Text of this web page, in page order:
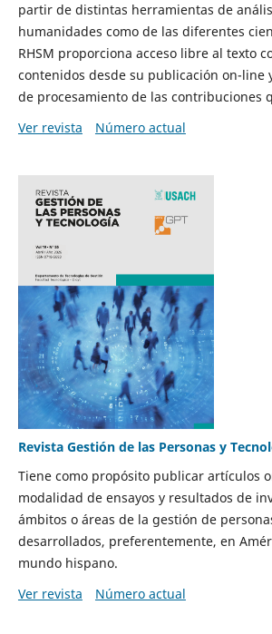
partir de distintas herramientas de
humanidades como de las diferentes
RHSM proporciona acceso libre al texto
contenidos desde su publicación on-line
de procesamiento de las contribuciones
Ver revista
Número actual
Revista Gestión de las Personas y
Tiene como propósito publicar artículos
modalidad de ensayos y resultados de
ámbitos o áreas de la gestión de
desarrollados, preferentemente, en
mundo hispano.
Ver revista
Número actual